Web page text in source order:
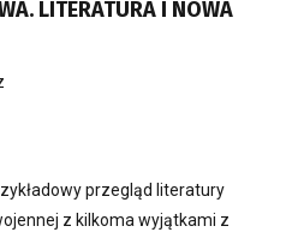
LITERATURA I NOWA
przegląd literatury
z kilkoma wyjątkami z